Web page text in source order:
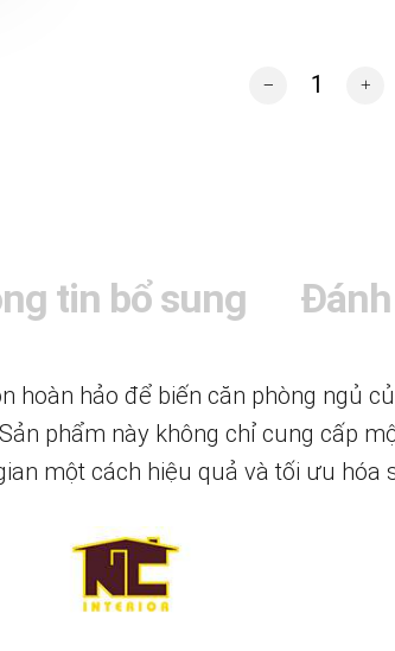
Bộ giường tủ
tin bổ sung
hoàn hảo để biến căn phòng ngủ
phẩm này không chỉ cung cấp
một cách hiệu quả và tối ưu hóa